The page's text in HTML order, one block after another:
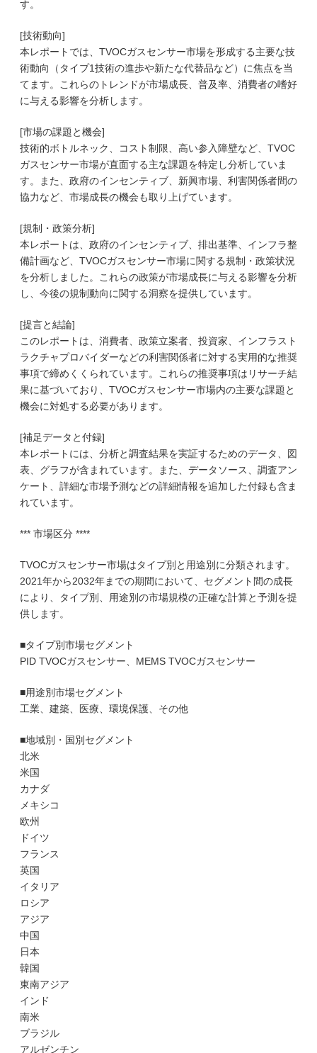
す。
[技術動向]
本レポートでは、TVOCガスセンサー市場を形成する主要な技
術動向（タイプ1技術の進歩や新たな代替品など）に焦点を当
てます。これらのトレンドが市場成長、普及率、消費者の嗜好
に与える影響を分析します。
[市場の課題と機会]
技術的ボトルネック、コスト制限、高い参入障壁など、TVOC
ガスセンサー市場が直面する主な課題を特定し分析していま
す。また、政府のインセンティブ、新興市場、利害関係者間の
協力など、市場成長の機会も取り上げています。
[規制・政策分析]
本レポートは、政府のインセンティブ、排出基準、インフラ整
備計画など、TVOCガスセンサー市場に関する規制・政策状況
を分析しました。これらの政策が市場成長に与える影響を分析
し、今後の規制動向に関する洞察を提供しています。
[提言と結論]
このレポートは、消費者、政策立案者、投資家、インフラスト
ラクチャプロバイダーなどの利害関係者に対する実用的な推奨
事項で締めくくられています。これらの推奨事項はリサーチ結
果に基づいており、TVOCガスセンサー市場内の主要な課題と
機会に対処する必要があります。
[補足データと付録]
本レポートには、分析と調査結果を実証するためのデータ、図
表、グラフが含まれています。また、データソース、調査アン
ケート、詳細な市場予測などの詳細情報を追加した付録も含ま
れています。
*** 市場区分 ****
TVOCガスセンサー市場はタイプ別と用途別に分類されます。
2021年から2032年までの期間において、セグメント間の成長
により、タイプ別、用途別の市場規模の正確な計算と予測を提
供します。
■タイプ別市場セグメント
PID TVOCガスセンサー、MEMS TVOCガスセンサー
■用途別市場セグメント
工業、建築、医療、環境保護、その他
■地域別・国別セグメント
北米
米国
カナダ
メキシコ
欧州
ドイツ
フランス
英国
イタリア
ロシア
アジア
中国
日本
韓国
東南アジア
インド
南米
ブラジル
アルゼンチン